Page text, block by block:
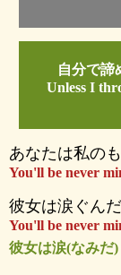
自分で諦
Unless I
あなたは私の
You'll be never
彼女は涙ぐん
You'll be never
彼女は涙(なみだ)